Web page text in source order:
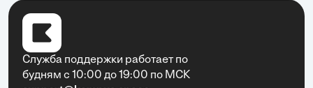
Служба поддержки работает по
будням с 10:00 до 19:00 по МСК